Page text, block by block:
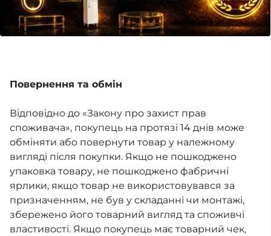
Повернення та обмін
Відповідно до «Закону про захист прав
споживача», покупець на протязі 14 днів може
обміняти або повернути товар у належному
вигляді після покупки. Якщо не пошкоджено
упаковка товару, не пошкоджено фабричні
ярлики, якщо товар не використовувався за
призначенням, не був у складанні чи монтажі,
збережено його товарний вигляд та споживчі
властивості. Якщо покупець має товарний чек,